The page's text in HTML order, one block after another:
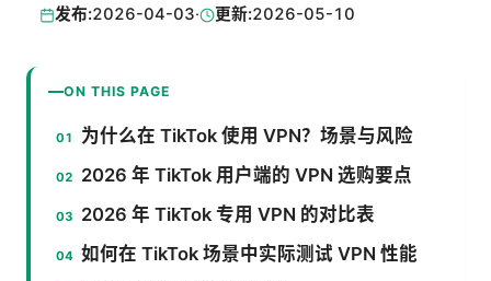
发布:2026-04-03· 更新:2026-05-10
ON THIS PAGE
为什么在 TikTok 使用 VPN？场景与风险
2026 年 TikTok 用户端的 VPN 选购要点
2026 年 TikTok 专用 VPN 的对比表
如何在 TikTok 场景中实际测试 VPN 性能